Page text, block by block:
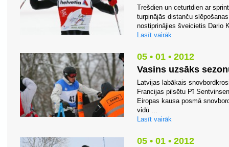
Trešdien un ceturtdien ar
turpinājās distanču
nostiprinājies šveicietis Dario
Lasīt vairāk
05 • 01 • 2012
Vasins uzsāks
Latvijas labākais
Francijas pilsētu Pī
Eiropas kausa posmā
vidū ...
Lasīt vairāk
05 • 01 • 2012